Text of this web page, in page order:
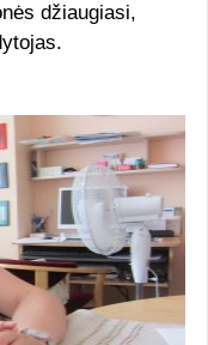
džiaugiasi,